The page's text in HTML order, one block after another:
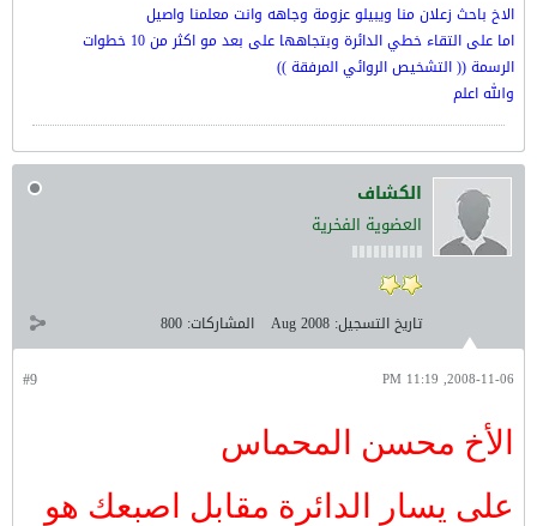
الاخ باحث زعلان منا ويبيلو عزومة وجاهه وانت معلمنا واصيل
اما على التقاء خطي الدائرة وبتجاهها على بعد مو اكثر من 10 خطوات
الرسمة (( التشخيص الروائي المرفقة ))
والله اعلم
الكشاف
العضوية الفخرية
تاريخ التسجيل: Aug 2008 المشاركات: 800
#9 2008-11-06, 11:19 PM
الأخ محسن المحماس
على يسار الدائرة مقابل اصبعك هو